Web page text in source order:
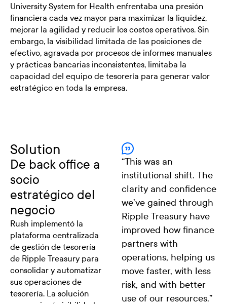
University System for Health enfrentaba una presión
financiera cada vez mayor para maximizar la liquidez,
mejorar la agilidad y reducir los costos operativos. Sin
embargo, la visibilidad limitada de las posiciones de
efectivo, agravada por procesos de informes manuales
y prácticas bancarias inconsistentes, limitaba la
capacidad del equipo de tesorería para generar valor
estratégico en toda la empresa.
Solution
De back office a
socio
estratégico del
negocio
Rush implementó la
plataforma centralizada
de gestión de tesorería
de Ripple Treasury para
consolidar y automatizar
sus operaciones de
tesorería. La solución
“This was an
institutional shift. The
clarity and confidence
we’ve gained through
Ripple Treasury have
improved how finance
partners with
operations, helping us
move faster, with less
risk, and with better
use of our resources.”